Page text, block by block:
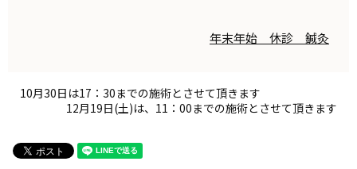
年末年始 休診 鍼灸
10月30日は17：30までの施術とさせて頂きます
12月19日(土)は、11：00までの施術とさせて頂きます